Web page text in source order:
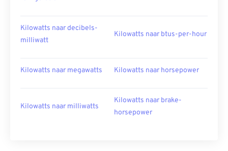
Kilowatts naar decibels-
milliwatt
Kilowatts naar btus-per-hour
Kilowatts naar megawatts Kilowatts naar horsepower
Kilowatts naar milliwatts
Kilowatts naar brake-
horsepower